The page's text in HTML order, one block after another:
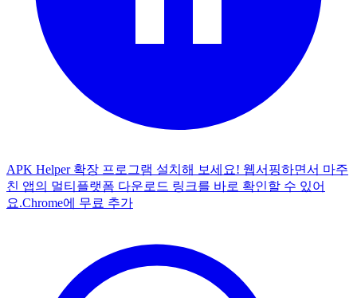
APK Helper 확장 프로그램 설치해 보세요! 웹서핑하면서 마주
친 앱의 멀티플랫폼 다운로드 링크를 바로 확인할 수 있어
요.Chrome에 무료 추가